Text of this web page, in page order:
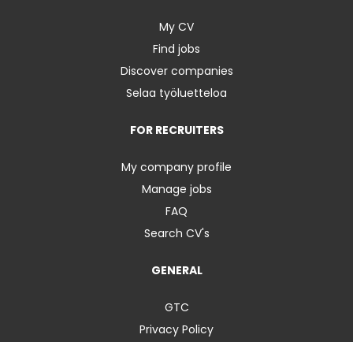
My CV
Find jobs
Discover companies
Selaa työluetteloa
FOR RECRUITERS
My company profile
Manage jobs
FAQ
Search CV's
GENERAL
GTC
Privacy Policy